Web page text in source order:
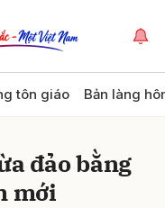
tôn giáo Bản làng
đảo bằng
mới